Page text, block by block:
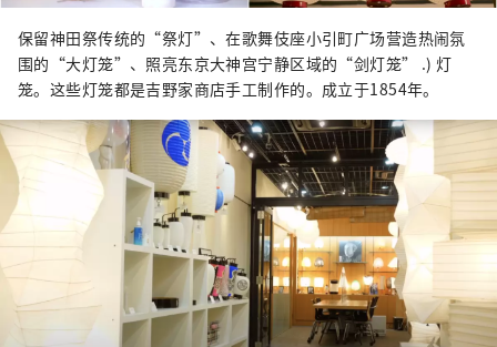
保留神田祭传统的“祭灯”、在歌舞伎座小引町广场营造热闹氛
围的“大灯笼”、照亮东京大神宫宁静区域的“剑灯笼” .) 灯
笼。这些灯笼都是吉野家商店手工制作的。成立于1854年。